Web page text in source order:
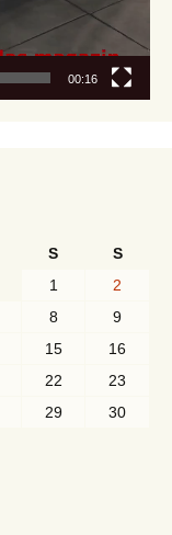
00:16
S
S
1
2
8
9
15
16
22
23
29
30